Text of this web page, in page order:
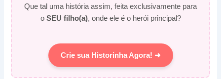
Que tal uma história assim, feita exclusivamente para
o SEU filho(a), onde ele é o herói principal?
Crie sua Historinha Agora! ➜